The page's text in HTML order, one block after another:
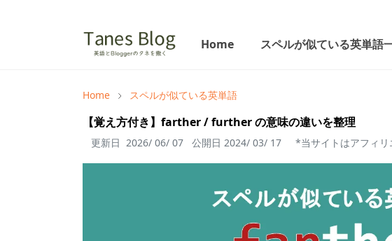
Home スペルが似ている英単語
Home スペルが似ている英単語
【覚え方付き】farther / further の意味の違いを整理
更新日 2026/ 06/ 07 公開日 2024/ 03/ 17 *当サイトはアフィ